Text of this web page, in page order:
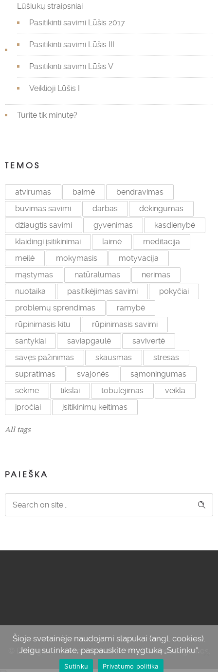
Lūšiukų straipsniai
Pasitikinti savimi Lūšis 2017
Pasitikinti savimi Lūšis III
Pasitikinti savimi Lūšis V
Veiklioji Lūšis I
Turite tik minutę?
TEMOS
atvirumas baimė
bendravimas
buvimas savimi
darbas
dėkingumas
džiaugtis savimi
gyvenimas
kasdienybė
klaidingi įsitikinimai
laimė
meditacija
meilė
mokymasis
motyvacija
mąstymas
natūralumas
nerimas
nuotaika
pasitikėjimas savimi
pokyčiai
problemų sprendimas
ramybė
rūpinimasis kitu
rūpinimasis savimi
santykiai
saviapgaulė
savivertė
savęs pažinimas
skausmas
stresas
supratimas
svajonės
sąmoningumas
sėkmė
tikslai tobulėjimas
veikla
įpročiai
įsitikinimų keitimas
All tags
PAIEŠKA
© Džiaugiuosi savimi, 2012-2024. Visos teisės saugomos.
Šioje svetainėje naudojami slapukai (angl. cookies).
Jeigu sutinkate, paspauskite mygtuką „Sutinku“.
Sutinku Privatumo politika